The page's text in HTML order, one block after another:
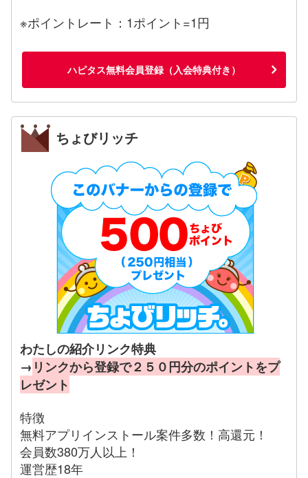
※ポイントレート：1ポイント=1円
ハピタス無料会員登録（入会特典付き）
ちょびリッチ
わたしの紹介リンク特典
→ リンクから登録で２５０円分のポイントをプ
レゼント
特徴
無料アプリインストール案件多数！高還元！
会員数380万人以上！
運営歴18年